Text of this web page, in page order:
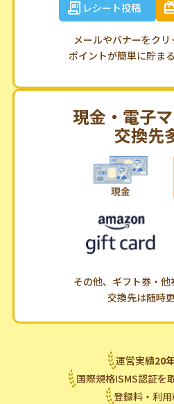
レシート投稿
メールやバナーをク
ポイントが簡単に貯ま
現金・電子
交換先
その他、ギフト券・
交換先は随時
運営実績20
国際規格ISMS認証を
登録料・利